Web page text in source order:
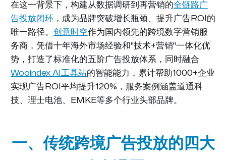
在这一背景下，构建从数据调研到再营销的全链路广
告投放闭环，成为品牌突破增长瓶颈、提升广告ROI的
唯一路径。 创意时空作为国内领先的跨境数字营销服
务商，凭借十年海外市场经验和"技术+营销"一体化优
势，打造了标准化的五阶广告投放体系，同时融合
Wooindex AI工具站的智能能力，累计帮助1000+企业
实现广告ROI平均提升120%，服务案例涵盖道通科
技、理士电池、EMKE等多个行业头部品牌。
一、传统跨境广告投放的四大